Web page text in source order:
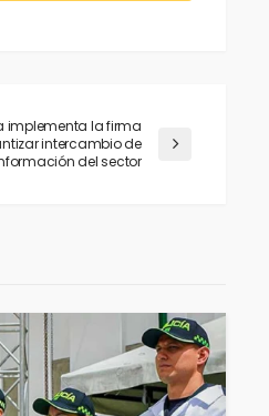
implementa la firma
intercambio de
del sector